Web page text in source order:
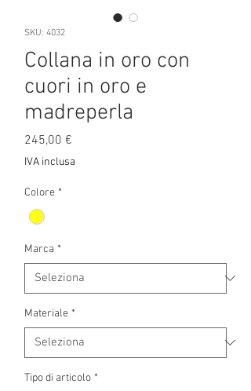
SKU: 4032
Collana in oro con
cuori in oro e
madreperla
245,00 €
IVA inclusa
Colore *
Marca *
Materiale *
Tipo di articolo *